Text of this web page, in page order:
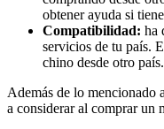
obtener ayuda si
Compatibilidad: ha
servicios de tu país.
chino desde otro país.
Además de lo mencionado
a considerar al comprar